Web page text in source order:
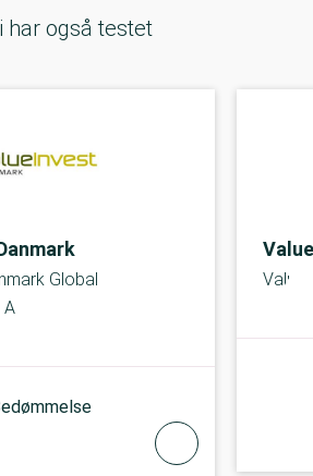
har også testet
Global
A